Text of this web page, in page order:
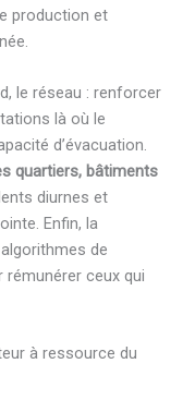
production et
le réseau : renforcer
là où le
d’évacuation.
quartiers, bâtiments
diurnes et
Enfin, la
de
ceux qui
à ressource du